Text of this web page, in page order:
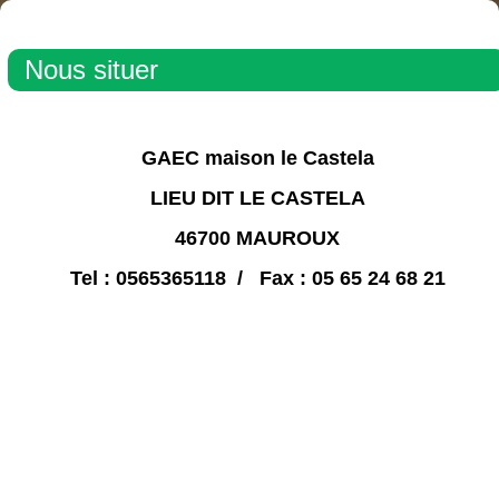
Nous situer
GAEC maison le Castela
LIEU DIT LE CASTELA
46700 MAUROUX
Tel : 0565365118 / Fax : 05 65 24 68 21